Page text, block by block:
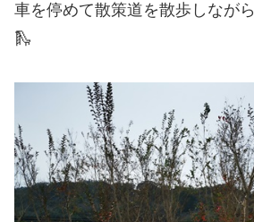
車を停めて散策道を散歩しなが
🛝